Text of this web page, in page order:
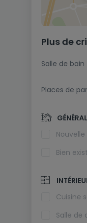
Plus de
Salle de bain
Places de
GÉNÉRAL
Bien
Salle